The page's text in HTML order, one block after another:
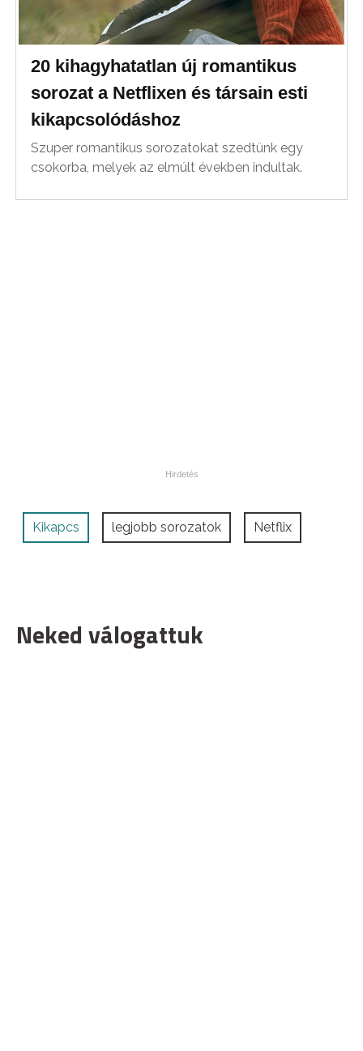
20 kihagyhatatlan új romantikus
sorozat a Netflixen és társain esti
kikapcsolódáshoz
Szuper romantikus sorozatokat szedtünk egy
csokorba, melyek az elmúlt években indultak.
Kikapcs legjobb sorozatok Netflix
Neked válogattuk